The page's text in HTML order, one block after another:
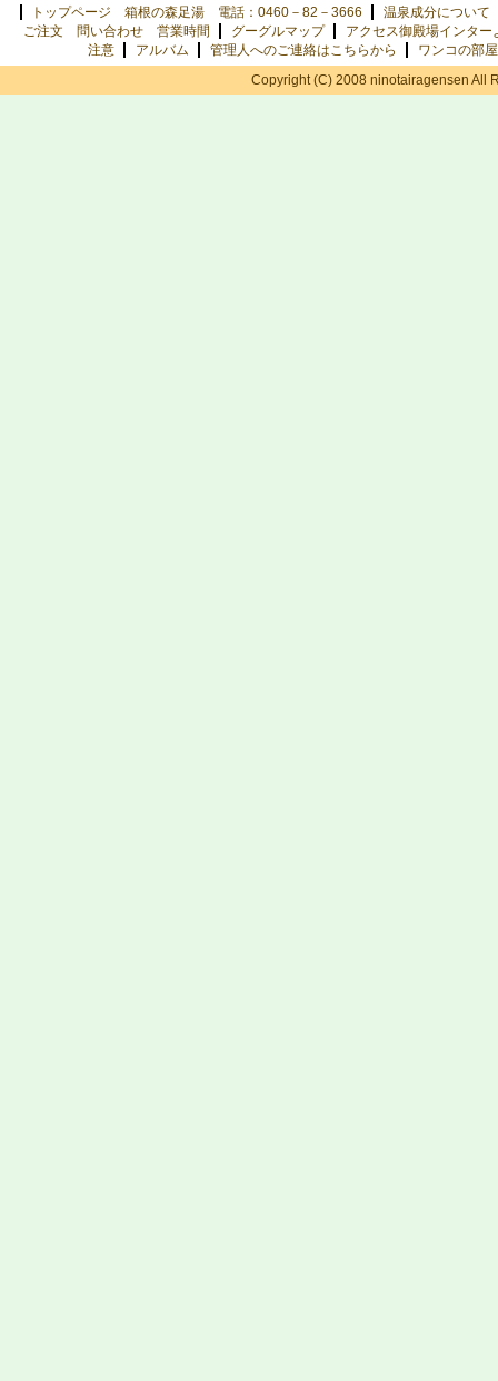
トップページ 箱根の森足湯 電話：0460－82－3666
温泉成分について
ご注文 問い合わせ 営業時間
グーグルマップ
アクセス御殿場インター
注意
アルバム 管理人へのご連絡はこちらから
ワンコの部屋
Copyright (C) 2008 ninotairagensen All